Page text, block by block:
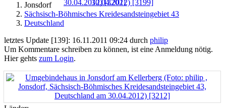
Jonsdorf
Sächsisch-Böhmisches Kreidesandsteingebiet 43
Deutschland
letztes Update [139]: 16.11.2011 09:24 durch philip
Um Kommentare schreiben zu können, ist eine Anmeldung nötig.
Hier gehts zum Login.